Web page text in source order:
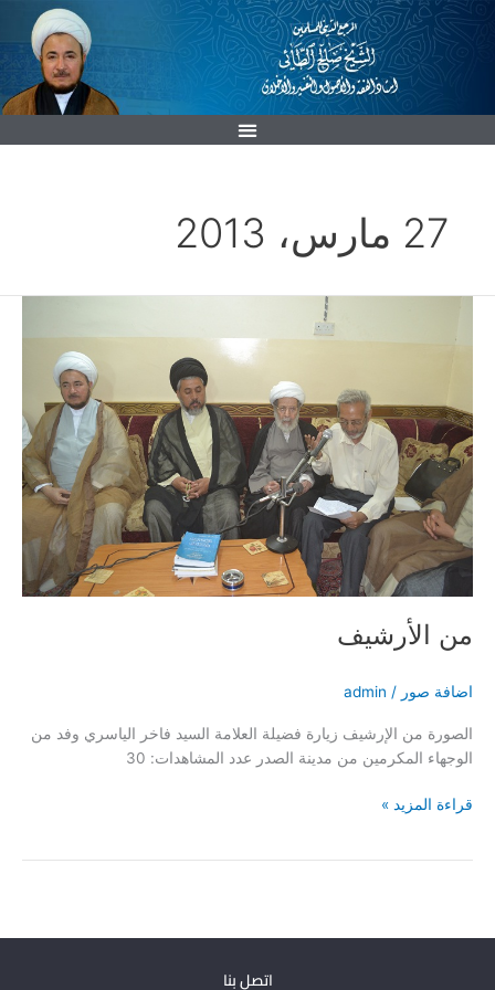
تخطي
27 مارس، 2013
من الأرشيف
اضافة صور /
admin
الصورة من الإرشيف زيارة فضيلة العلامة السيد فاخر الياسري وفد من
الوجهاء المكرمين من مدينة الصدر عدد المشاهدات: 30
قراءة المزيد »
اتصل بنا